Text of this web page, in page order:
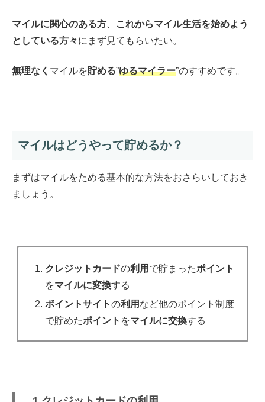
マイルに関心のある方
これからマイル生活を始めよう
としている方々にまず見てもらいたい。
無理なく マイルを貯める”ゆるマイラー”のすすめです。
マイルはどうやって貯めるか？
まずはマイルをためる基本的な方法をおさらいしておき
ましょう。
クレジットカードの利用 で貯まったポイント
をマイルに変換する
ポイントサイトの利用 など他のポイント制度
で貯めたポイント をマイルに交換する